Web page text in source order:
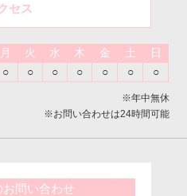
セス
月 火 水 木 金 土
日
○ ○ ○ ○ ○ ○ ○
※年中無休
※お問い合わせは24時間可能
お問い合わせ